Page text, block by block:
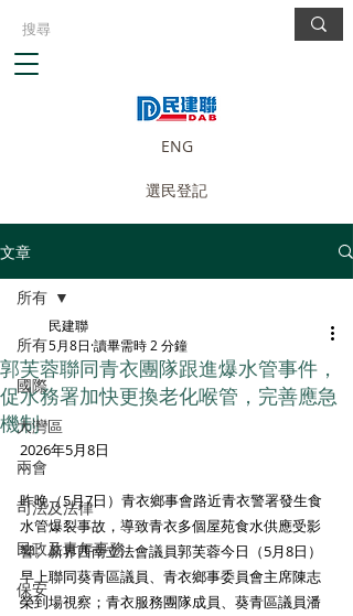
ENG
選民登記
文章
所有
國際
大灣區
兩會
司法及法律
民政及青年事務
保安
所有
郭芙蓉聯同青衣團隊跟進爆水管事件，
促水務署加快更換老化喉管，完善應急
機制
民建聯
5月8日 讀畢需時 2 分鐘
2026年5月8日
昨晚（5月7日）青衣鄉事會路近青衣警署發生食
水管爆裂事故，導致青衣多個屋苑食水供應受影
響。新界西南立法會議員郭芙蓉今日（5月8日）
早上聯同葵青區議員、青衣鄉事委員會主席陳志
榮到場視察；青衣服務團隊成員、葵青區議員潘